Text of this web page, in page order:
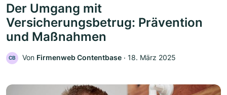
Der Umgang mit
Versicherungsbetrug: Prävention
und Maßnahmen
CB Von Firmenweb Contentbase ‧ 18. März 2025